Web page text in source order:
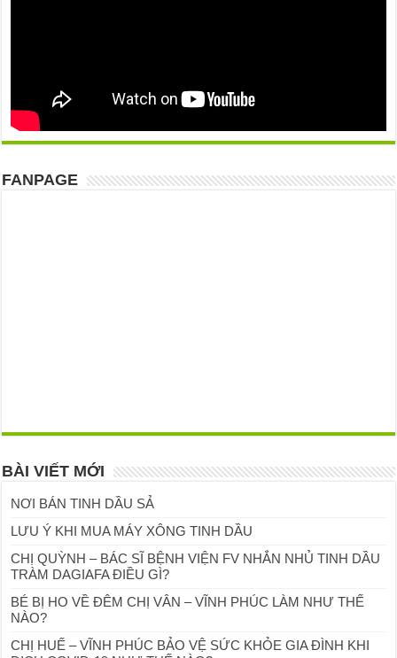
FANPAGE
BÀI VIẾT MỚI
NƠI BÁN TINH DẦU SẢ
LƯU Ý KHI MUA MÁY XÔNG TINH DẦU
CHỊ QUỲNH – BÁC SĨ BỆNH VIỆN FV NHẮN NHỦ TINH DẦU
TRÀM DAGIAFA ĐIỀU GÌ?
BÉ BỊ HO VỀ ĐÊM CHỊ VÂN – VĨNH PHÚC LÀM NHƯ THẾ
NÀO?
CHỊ HUẾ – VĨNH PHÚC BẢO VỆ SỨC KHỎE GIA ĐÌNH KHI